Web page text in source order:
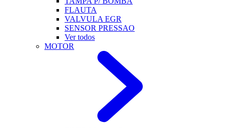
FLAUTA
VALVULA EGR
SENSOR PRESSAO
Ver todos
MOTOR